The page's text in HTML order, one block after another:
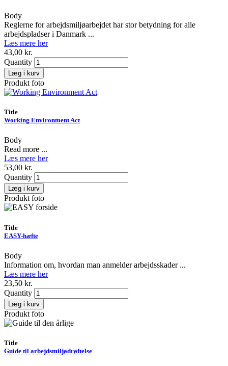
Body
Reglerne for arbejdsmiljøarbejdet har stor betydning for alle
arbejdspladser i Danmark ...
Læs mere her
43,00 kr.
Quantity
Produkt foto
Title
Working Environment Act
Body
Read more ...
Læs mere her
53,00 kr.
Quantity
Produkt foto
Title
EASY-hæfte
Body
Information om, hvordan man anmelder arbejdsskader ...
Læs mere her
23,50 kr.
Quantity
Produkt foto
Title
Guide til arbejdsmiljødrøftelse